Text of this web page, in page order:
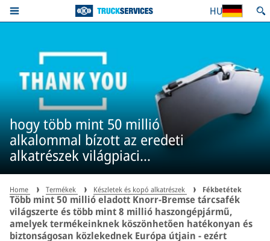
HU
hogy több mint 50 millió
alkalommal bízott az eredeti
alkatrészek világpiaci
vezetőjének tárcsafékeiben*.
Home Termékek Készletek és kopó alkatrészek Fékbetétek
Több mint 50 millió eladott Knorr-Bremse tárcsafék
világszerte és több mint 8 millió haszongépjármű,
amelyek termékeinknek köszönhetően hatékonyan és
biztonságosan közlekednek Európa útjain - ezért